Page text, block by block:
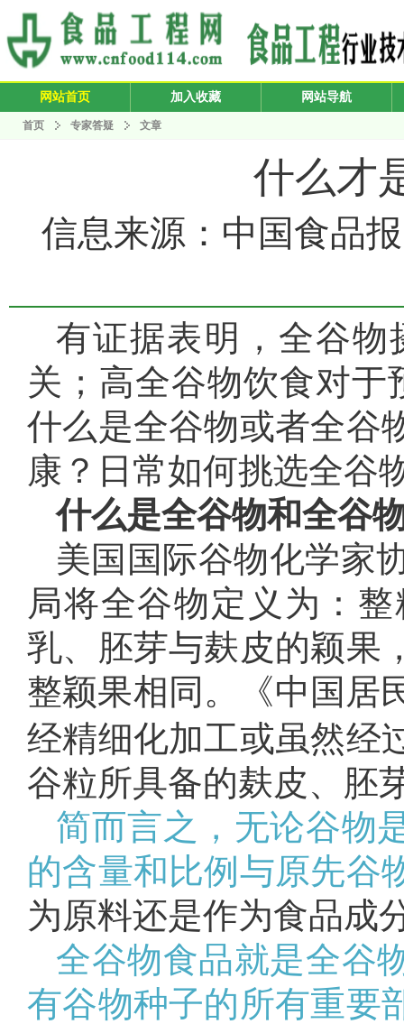
网站首页 加入收藏 网站导航
首页 专家答疑 文章
什么才
信息来源：中国食品
有证据表明，全谷
关；高全谷物饮食对
什么是全谷物或者全谷
康？日常如何挑选全谷
什么是全谷物和全谷
美国国际谷物化学家
局将全谷物定义为：
乳、胚芽与麸皮的颖果
整颖果相同。《中国居
经精细化加工或虽然经
谷粒所具备的麸皮、胚
简而言之，无论谷物
的含量和比例与原先谷
为原料还是作为食品成
全谷物食品就是全谷
有谷物种子的所有重要